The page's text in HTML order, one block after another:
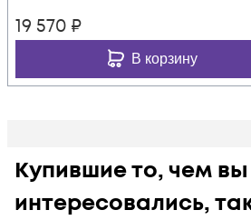
19 570 ₽
В корзину
Купившие то, чем вы
интересовались,